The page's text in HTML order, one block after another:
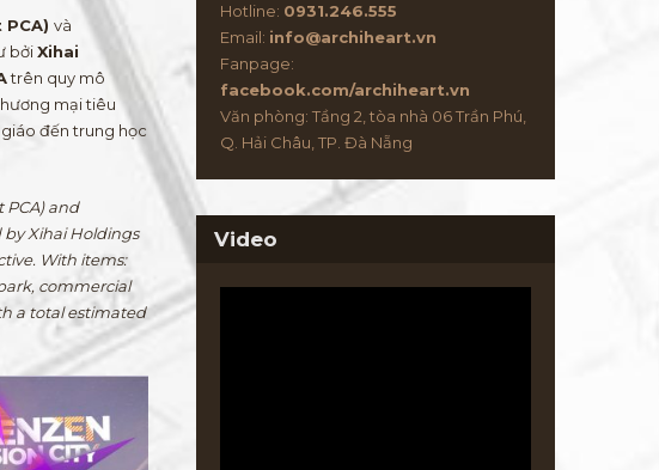
và
bởiXihai
trên quy mô
mại tiêu
đến trung học
and
by Xihai Holdings
With items:
commercial
a total estimated
Hotline: 0931.246.555
Email: info@archiheart.vn
Fanpage:
facebook.com/archiheart.vn
Văn phòng: Tầng 2, tòa nhà 06 Trần Phú,
Q. Hải Châu, TP. Đà Nẵng
Video